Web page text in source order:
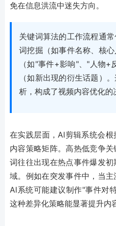
免在信息洪流中迷失方向。
关键词算法的工作流程通
词挖掘（如事件名称、核
（如"事件+影响"、"人物
（如新出现的衍生话题）
析，构成了视频内容优化的
在实践层面，AI剪辑系统会
内容策略矩阵。高热低竞争
词往往出现在热点事件爆发
域。例如在突发事件中，当主
AI系统可能建议制作"事件对
这种差异化策略能显著提升内